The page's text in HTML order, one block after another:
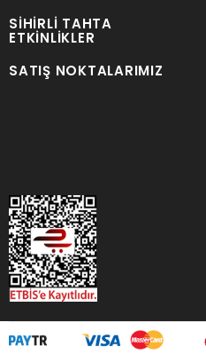
SIHIRLI TAHTA
ETKINLIKLER
SATIŞ NOKTALARIMIZ